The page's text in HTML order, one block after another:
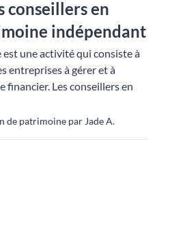
conseillers en
indépendant
une activité qui consiste à
entreprises à gérer et à
Les conseillers en
de patrimoine par Jade A.